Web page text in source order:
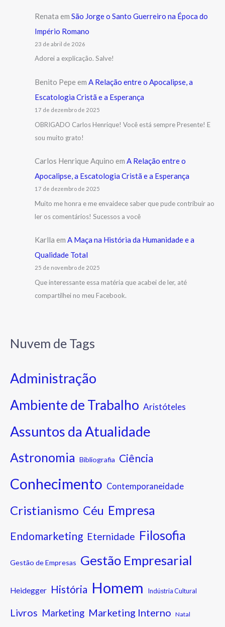
Renata em São Jorge o Santo Guerreiro na Época do
Império Romano
23 de abril de 2026
Adorei a explicação. Salve!
Benito Pepe em A Relação entre o Apocalipse, a
Escatologia Cristã e a Esperança
17 de dezembro de 2025
OBRIGADO Carlos Henrique! Você está sempre Presente! E
sou muito grato!
Carlos Henrique Aquino em A Relação entre o
Apocalipse, a Escatologia Cristã e a Esperança
17 de dezembro de 2025
Muito me honra e me envaidece saber que pude contribuir ao
ler os comentários! Sucessos a você
Karlla em A Maça na História da Humanidade e a
Qualidade Total
25 de novembro de 2025
Que interessante essa matéria que acabei de ler, até
compartilhei no meu Facebook.
Nuvem de Tags
Administração
Ambiente de Trabalho Aristóteles
Assuntos da Atualidade
Astronomia Bibliografia Ciência
Conhecimento Contemporaneidade
Cristianismo Céu Empresa
Endomarketing Eternidade Filosofia
Gestão de Empresas Gestão Empresarial
Heidegger História Homem Indústria Cultural
Livros Marketing Marketing Interno Natal